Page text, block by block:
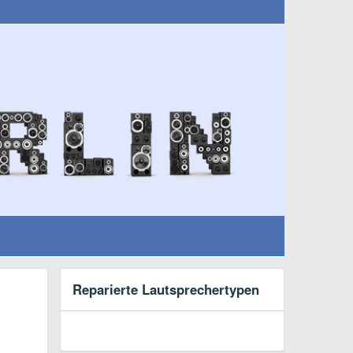
Reparierte Lautsprechertypen